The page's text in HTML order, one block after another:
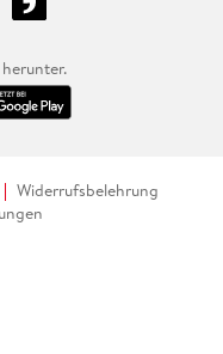
Widerrufsbelehrung